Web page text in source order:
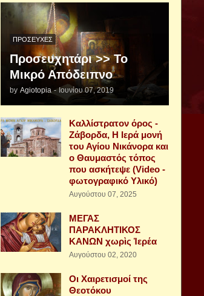
ΠΡΟΣΕΥΧΈΣ
Προσευχητάρι >> Το
Μικρό Απόδειπνο
by Agiotopia - Ιουνίου 07, 2019
Καλλίστρατον όρος -
Ζάβορδα, Η Ιερά μονή
του Αγίου Νικάνορα και
ο Θαυμαστός τόπος
που ασκήτεψε (Video -
φωτογραφικό Υλικό)
Αυγούστου 07, 2025
ΜΕΓΑΣ
ΠΑΡΑΚΛΗΤΙΚΟΣ
ΚΑΝΩΝ χωρὶς Ἱερέα
Αυγούστου 02, 2020
Οι Χαιρετισμοί της
Θεοτόκου